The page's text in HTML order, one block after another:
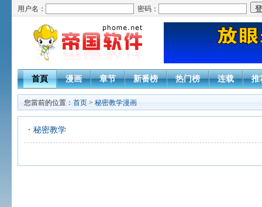
用户名： 密码：
首頁 漫画 章节 新番榜 热门榜 连载 推
您當前的位置： 首页 > 秘密教学漫画
秘密教学